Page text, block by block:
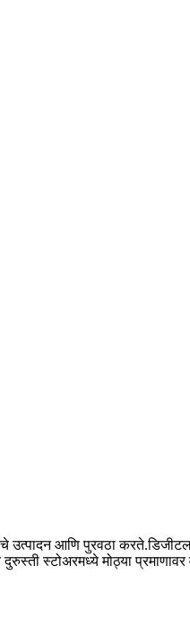
उत्पादन आणि पुरवठा
स्टोअरमध्ये मोठ्या